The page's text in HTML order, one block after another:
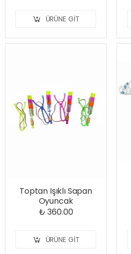
ÜRÜNE GIT
Toptan Işıklı Sapan
Oyuncak
₺ 360.00
ÜRÜNE GIT